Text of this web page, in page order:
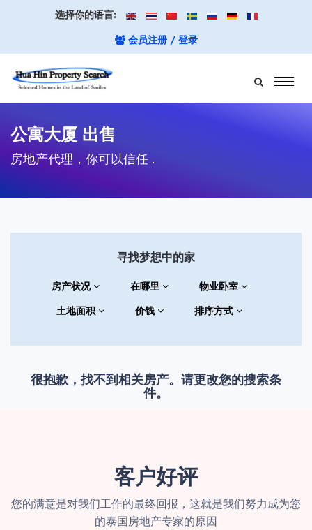
选择你的语言:
会员注册 / 登录
公寓大厦 出售
房地产代理，你可以信任..
寻找梦想中的家
房产状况 在哪里
物业卧室
土地面积
价钱 排序方式
很抱歉，找不到相关房产。请更改您的搜索条
件。
客户好评
您的满意是对我们工作的最终回报，这就是我们努力成为您
的泰国房地产专家的原因